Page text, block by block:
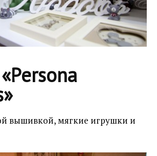
вышивкой, мягкие игрушки и